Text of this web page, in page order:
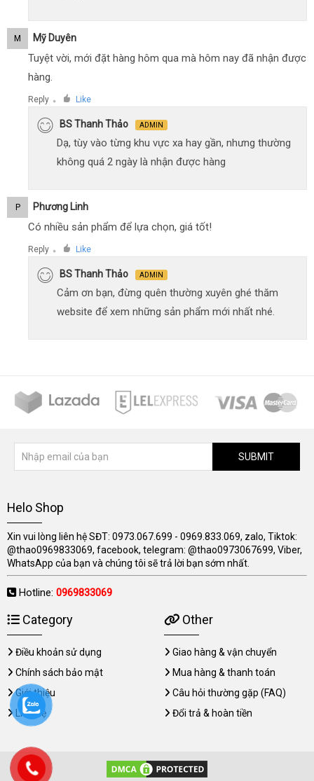
M Mỹ Duyên
Tuyệt vời, mới đặt hàng hôm qua mà hôm nay đã nhận được
hàng.
Reply ● Like
BS Thanh Thảo ADMIN
Dạ, tùy vào từng khu vực xa hay gần, nhưng thường
không quá 2 ngày là nhận được hàng
P Phương Linh
Có nhiều sản phẩm để lựa chọn, giá tốt!
Reply ● Like
BS Thanh Thảo ADMIN
Cảm ơn bạn, đừng quên thường xuyên ghé thăm
website để xem những sản phẩm mới nhất nhé.
SUBMIT
Helo Shop
Xin vui lòng liên hệ SĐT: 0973.067.699 - 0969.833.069, zalo, Tiktok:
@thao0969833069, facebook, telegram: @thao0973067699, Viber,
WhatsApp của bạn và chúng tôi sẽ trả lời bạn sớm nhất.
Hotline: 0969833069
Category
Điều khoản sử dụng
Chính sách bảo mật
Giới thiệu
Liên hệ
Other
Giao hàng & vận chuyển
Mua hàng & thanh toán
Câu hỏi thường gặp (FAQ)
Đổi trả & hoàn tiền